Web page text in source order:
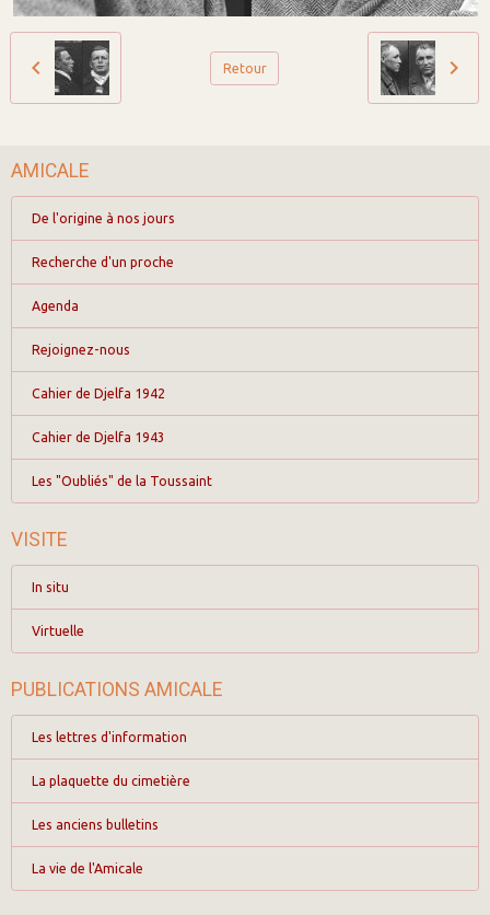
Retour
AMICALE
De l'origine à nos jours
Recherche d'un proche
Agenda
Rejoignez-nous
Cahier de Djelfa 1942
Cahier de Djelfa 1943
Les "Oubliés" de la Toussaint
VISITE
In situ
Virtuelle
PUBLICATIONS AMICALE
Les lettres d'information
La plaquette du cimetière
Les anciens bulletins
La vie de l'Amicale